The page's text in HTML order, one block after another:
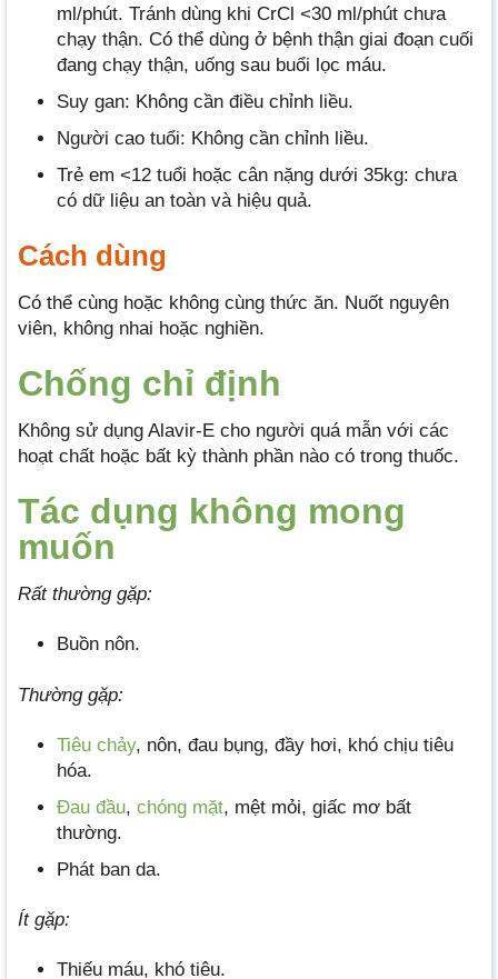
ml/phút. Tránh dùng khi CrCl <30 ml/phút chưa
chạy thận. Có thể dùng ở bệnh thận giai đoạn cuối
đang chạy thận, uống sau buổi lọc máu.
Suy gan: Không cần điều chỉnh liều.
Người cao tuổi: Không cần chỉnh liều.
Trẻ em <12 tuổi hoặc cân nặng dưới 35kg: chưa
có dữ liệu an toàn và hiệu quả.
Cách dùng
Có thể cùng hoặc không cùng thức ăn. Nuốt nguyên
viên, không nhai hoặc nghiền.
Chống chỉ định
Không sử dụng Alavir-E cho người quá mẫn với các
hoạt chất hoặc bất kỳ thành phần nào có trong thuốc.
Tác dụng không mong
muốn
Rất thường gặp:
Buồn nôn.
Thường gặp:
Tiêu chảy, nôn, đau bụng, đầy hơi, khó chịu tiêu
hóa.
Đau đầu, chóng mặt, mệt mỏi, giấc mơ bất
thường.
Phát ban da.
Ít gặp:
Thiếu máu, khó tiêu.